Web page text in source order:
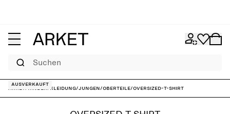
Suchen
ARKET/ Kinder/ Kleidung/Jungen/Oberteile/Oversized-T-Shirt
Ausverkauft